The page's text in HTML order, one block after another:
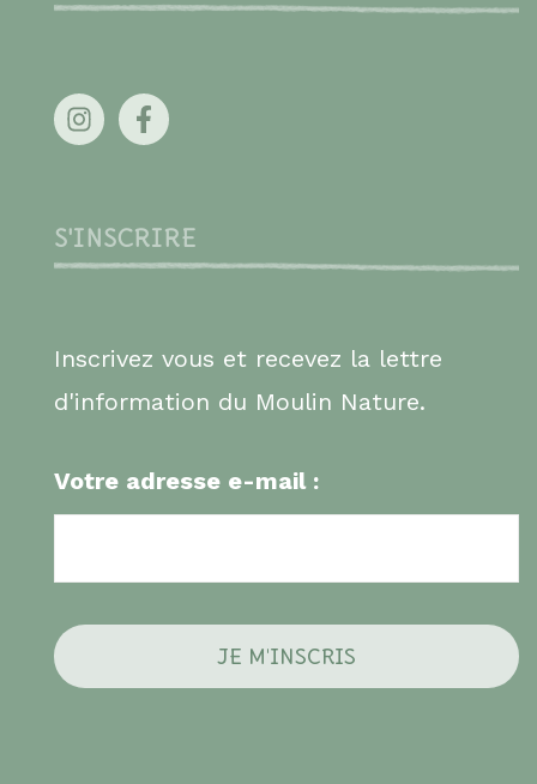
S'INSCRIRE
Inscrivez vous et recevez la lettre
d'information du Moulin Nature.
Votre adresse e-mail :